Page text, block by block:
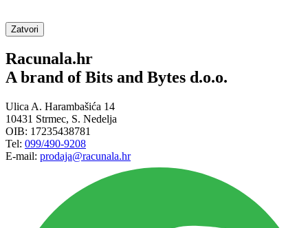
Zatvori
Racunala.hr
A brand of Bits and Bytes d.o.o.
Ulica A. Harambašića 14
10431 Strmec, S. Nedelja
OIB: 17235438781
Tel: 099/490-9208
E-mail: prodaja@racunala.hr